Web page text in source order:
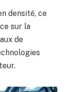
densité, ce
sur la
de